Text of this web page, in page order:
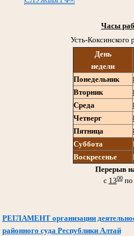
Часы
Усть-Коксинского
День
недели
Понедельник
Вторник
Среда
Четверг
Пятница
Суббота
Воскресенье
Перерыв
с 1300по
РЕГЛАМЕНТ организации
районного суда Республики Алтай